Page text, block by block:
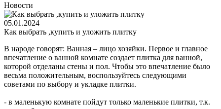
Новости
05.01.2024
Как выбрать ,купить и уложить плитку
В народе говорят: Ванная – лицо хозяйки. Первое и главное
впечатление о ванной комнате создает плитка для ванной,
которой отделаны стены и пол. Чтобы это впечатление было
весьма положительным, воспользуйтесь следующими
советами по выбору и укладке плитки.
- в маленькую комнате пойдут только маленькие плитки, т.к.